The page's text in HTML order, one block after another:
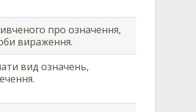
про означення,
вираження.
вид означень,